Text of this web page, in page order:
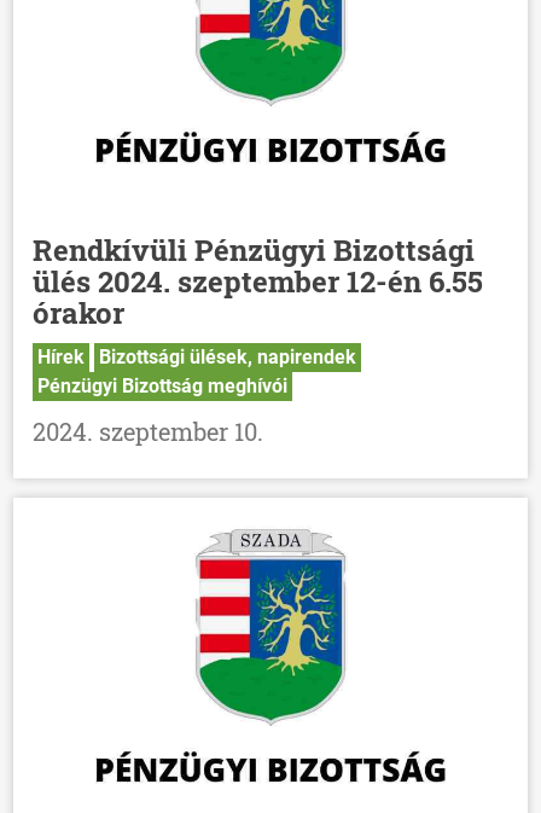
Rendkívüli Pénzügyi Bizottsági
ülés 2024. szeptember 12-én 6.55
órakor
Hírek
Bizottsági ülések, napirendek
Pénzügyi Bizottság meghívói
2024. szeptember 10.